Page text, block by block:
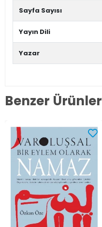
Sayfa Sayısı
Yayın Dili
Yazar
Benzer Ürünler